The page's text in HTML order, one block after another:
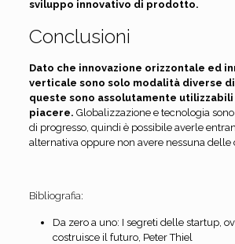
sviluppo innovativo di prodotto.
Conclusioni
Dato che innovazione orizzontale ed
verticale sono solo modalità diverse
queste sono assolutamente utilizzabili
piacere. Globalizzazione e tecnologia
di progresso, quindi è possibile averle
alternativa oppure non avere nessuna delle
Bibliografia:
Da zero a uno: I segreti delle startup,
costruisce il futuro, Peter Thiel